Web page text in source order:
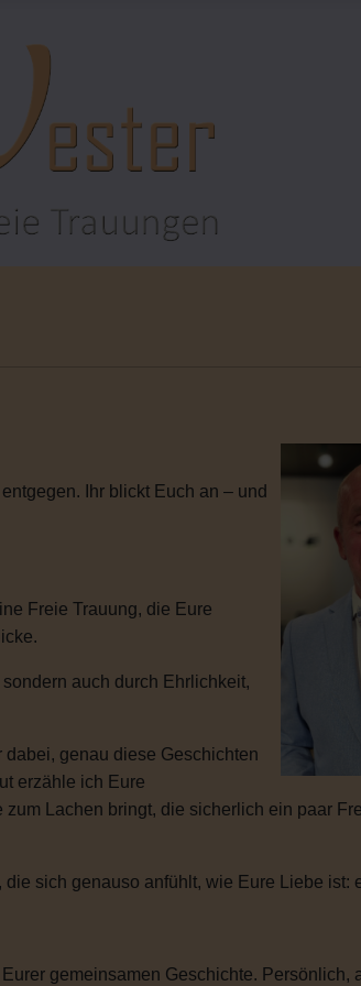
Ihr blickt Euch an – und
Freie Trauung, die Eure
auch durch Ehrlichkeit,
genau diese Geschichten
erzähle ich Eure
Lachen bringt, die sicherlich ein paar
sich genauso anfühlt, wie Eure Liebe ist:
gemeinsamen Geschichte. Persönlich,